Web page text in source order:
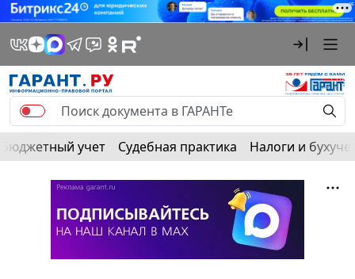
Бюджетный учет Судебная практика Налоги и